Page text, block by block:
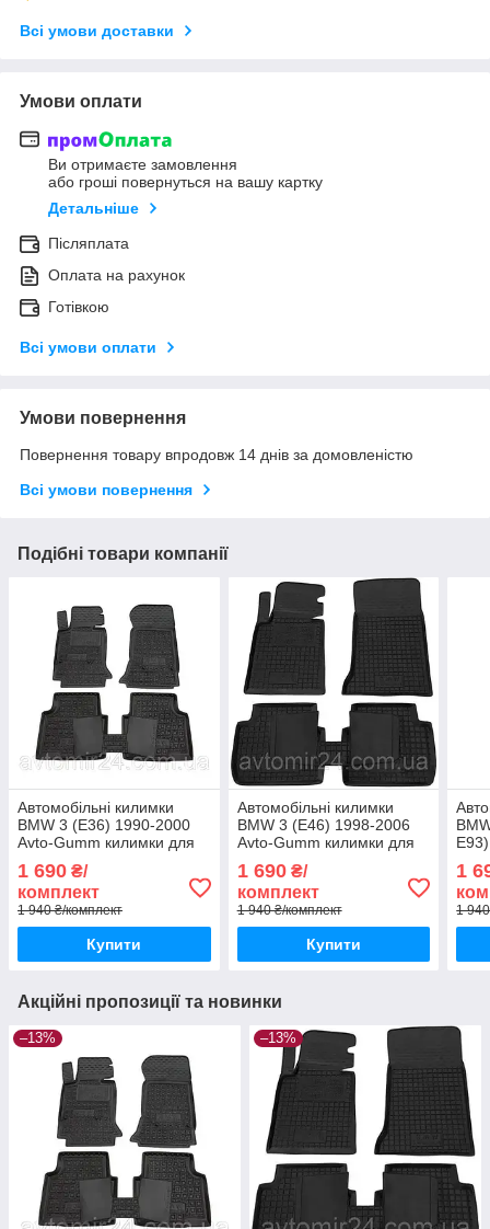
Всі умови доставки
Умови оплати
Ви отримаєте замовлення
або гроші повернуться на вашу картку
Детальніше
Післяплата
Оплата на рахунок
Готівкою
Всі умови оплати
Умови повернення
Повернення товару впродовж 14 днів за домовленістю
Всі умови повернення
Подібні товари компанії
Автомобільні килимки
BMW 3 (E36) 1990-2000
Avto-Gumm килимки для
2000 Автогум
1 690 ₴/
комплект
1 940 ₴/комплект
Купити
Автомобільні килимки
BMW 3 (E46) 1998-2006
Avto-Gumm килимки для
2006 Автогум
1 690₴/
комплект
1 940 ₴/комплект
Купити
БМВ
1
1
Акційні пропозиції та новинки
–13% –13%